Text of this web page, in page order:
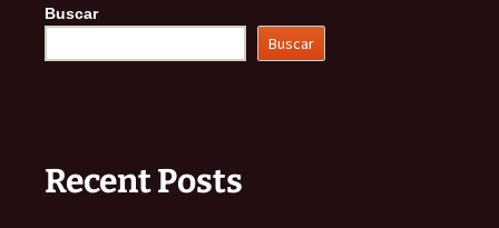
Buscar
Buscar
Recent Posts